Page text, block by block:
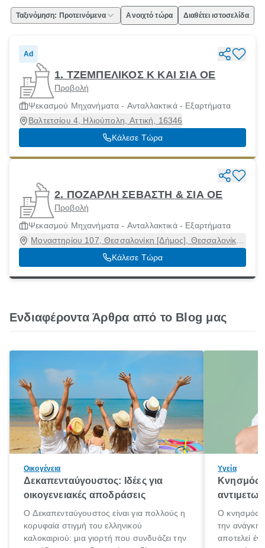
Ταξινόμηση: Προτεινόμενα Ανοιχτό τώρα Διαθέτει ιστοσελίδα
Ad
1. ΤΖΕΜΠΕΛΙΚΟΣ Κ ΚΑΙ ΣΙΑ ΟΕ
Προβολή
Ψεκασμού Μηχανήματα - Ανταλλακτικά - Εξαρτήματα
Βαλτετσίου 4, Ηλιούπολη, Αττική, 16346
Κάλεσε Τώρα
2. ΠΟΖΑΡΛΗ ΣΕΒΑΣΤΗ & ΣΙΑ ΟΕ
Προβολή
Ψεκασμού Μηχανήματα - Ανταλλακτικά - Εξαρτήματα
Μοναστηρίου 107, Θεσσαλονίκη [Δήμος], Θεσσαλονίκη,
54627
Κάλεσε Τώρα
Ενδιαφέροντα Άρθρα από το Blog μας
Οικογένεια
Δεκαπενταύγουστος: Ιδέες για
οικογενειακές αποδράσεις
Ο Δεκαπενταύγουστος είναι για πολλούς η
κορυφαία στιγμή του ελληνικού
καλοκαιριού: μια γιορτή που συνδυάζει την
Υγεία
Κνησμός:
Ο κνησμός
την ανάγκη
αποτελεί